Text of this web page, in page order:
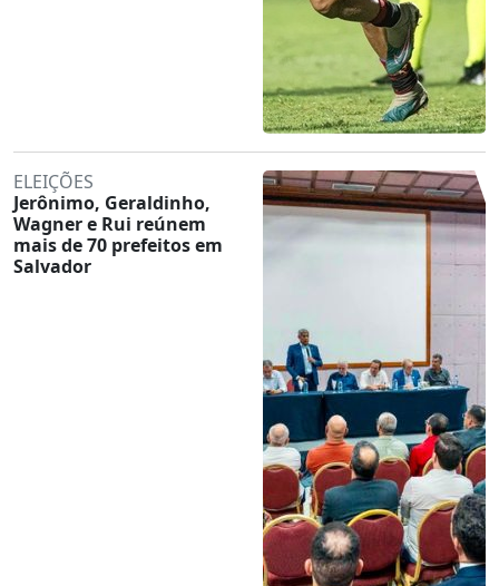
ELEIÇÕES
Jerônimo, Geraldinho,
Wagner e Rui reúnem
mais de 70 prefeitos em
Salvador